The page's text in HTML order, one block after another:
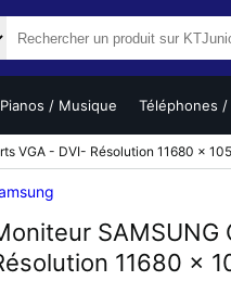
Pianos / Musique Téléphones /
VGA - DVI- Résolution 11680 x
11680 x